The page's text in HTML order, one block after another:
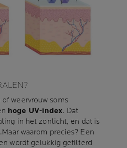
weervrouw soms
hoge UV-index. Dat
in het zonlicht, en dat is
waarom precies? Een
wordt gelukkig gefilterd